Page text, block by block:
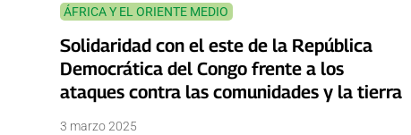
ÁFRICA Y EL ORIENTE MEDIO
Solidaridad con el este de la República
Democrática del Congo frente a los
ataques contra las comunidades y la tierra
3 marzo 2025